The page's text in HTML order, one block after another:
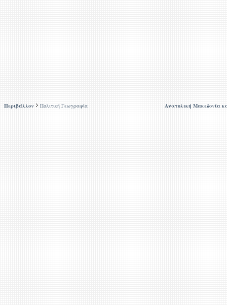
Περιβάλλον Πολιτική Γεωγραφία Ανατολική Μακεδονία